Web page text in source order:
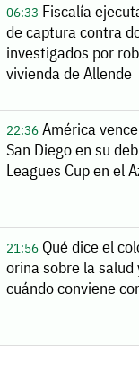
06:33 Fiscalía
de captura contra
investigados por
vivienda de Allende
22:36América
San Diego en su
Leagues Cup en el
21:56Qué dice el
orina sobre la salud
cuándo conviene